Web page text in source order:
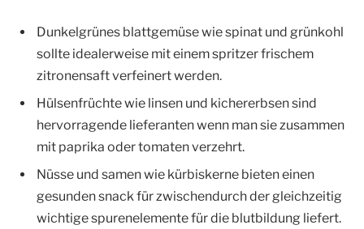
Dunkelgrünes blattgemüse wie spinat und grünkohl
sollte idealerweise mit einem spritzer frischem
zitronensaft verfeinert werden.
Hülsenfrüchte wie linsen und kichererbsen sind
hervorragende lieferanten wenn man sie zusammen
mit paprika oder tomaten verzehrt.
Nüsse und samen wie kürbiskerne bieten einen
gesunden snack für zwischendurch der gleichzeitig
wichtige spurenelemente für die blutbildung liefert.